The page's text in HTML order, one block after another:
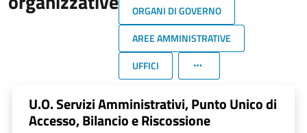
ORGANI DI GOVERNO
AREE AMMINISTRATIVE
UFFICI
U.O. Servizi Amministrativi, Punto Unico di
Accesso, Bilancio e Riscossione